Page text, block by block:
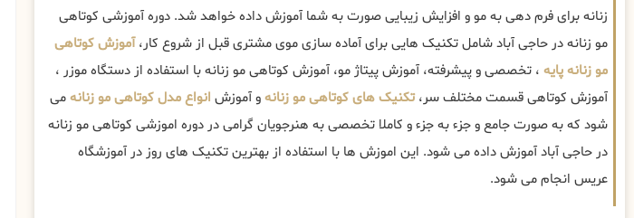
زنانه برای فرم دهی به مو و افزایش زیبایی صورت به شما آموزش داده خواهد شد. دوره آموزشی کوتاهی
مو زنانه در حاجی آباد شامل تکنیک هایی برای آماده سازی موی مشتری قبل از شروع کار،آموزش کوتاهی
مو زنانه پایه ، تخصصی و پیشرفته، آموزش پیتاژ مو، آموزش کوتاهی مو زنانه با استفاده از دستگاه موزر ،
آموزش کوتاهی قسمت مختلف سر،تکنیک های کوتاهی مو زنانهو آموزش انواع مدل کوتاهی مو زنانهمی
شود که به صورت جامع و جزء به جزء و کاملا تخصصی به هنرجویان گرامی در دوره اموزشی کوتاهی مو زنانه
در حاجی آباد آموزش داده می شود. این اموزش ها با استفاده از بهترین تکنیک های روز در آموزشگاه
عریس انجام می شود.